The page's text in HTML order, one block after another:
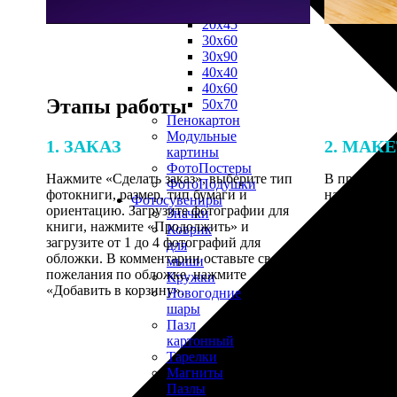
20х45
30х60
30х90
40х40
40х60
50х70
Пенокартон
Модульные
картины
ФотоПостеры
ФотоПодушки
Фотоcувениры
Значки
Коврик
для
мыши
Кружки
Новогодние
шары
Пазл
картонный
Тарелки
Магниты
Пазлы
Этапы работы
1. ЗАКАЗ
Нажмите «Сделать заказ», выберите тип
фотокниги, размер, тип бумаги и
ориентацию. Загрузите фотографии для
книги, нажмите «Продолжить» и
загрузите от 1 до 4 фотографий для
обложки. В комментарии оставьте свои
пожелания по обложке, нажмите
«Добавить в корзину».
2.
В процессе
наши